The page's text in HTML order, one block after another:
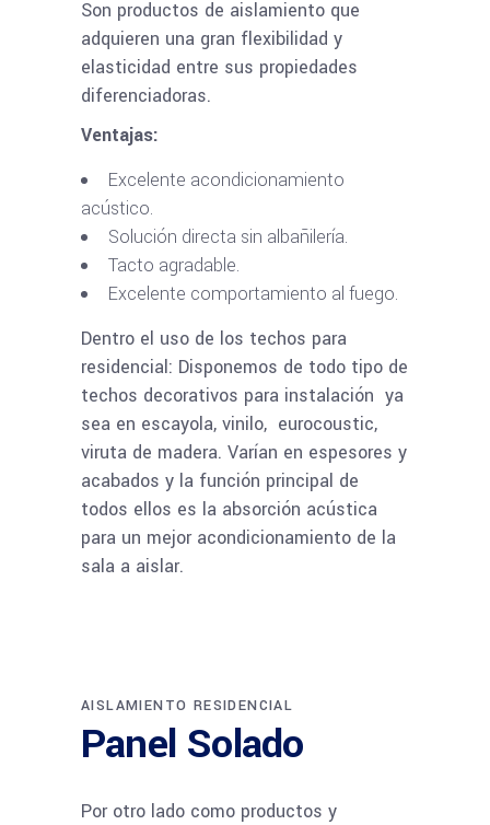
Son productos de aislamiento que
adquieren una gran flexibilidad y
elasticidad entre sus propiedades
diferenciadoras.
Ventajas:
Excelente acondicionamiento
acústico.
Solución directa sin albañilería.
Tacto agradable.
Excelente comportamiento al fuego.
Dentro el uso de los techos para
residencial: Disponemos de todo tipo de
techos decorativos para instalación ya
sea en escayola, vinilo, eurocoustic,
viruta de madera. Varían en espesores y
acabados y la función principal de
todos ellos es la absorción acústica
para un mejor acondicionamiento de la
sala a aislar.
AISLAMIENTO RESIDENCIAL
Panel Solado
Por otro lado como productos y